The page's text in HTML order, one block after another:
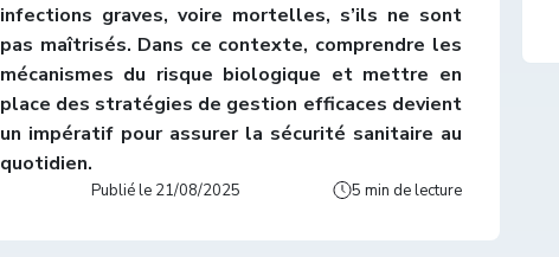
infections graves, voire mortelles, s’ils ne sont
pas maîtrisés. Dans ce contexte, comprendre les
mécanismes du risque biologique et mettre en
place des stratégies de gestion efficaces devient
un impératif pour assurer la sécurité sanitaire au
quotidien.
Publié le 21/08/2025 5 min de lecture